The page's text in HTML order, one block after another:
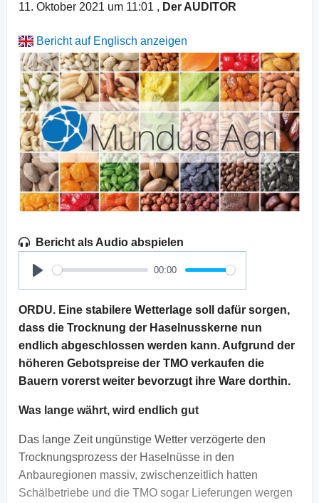
11. Oktober 2021 um 11:01 , Der AUDITOR
Bericht auf Englisch anzeigen
Bericht als Audio abspielen
Play
00:00
ORDU. Eine stabilere Wetterlage soll dafür sorgen,
dass die Trocknung der Haselnusskerne nun
endlich abgeschlossen werden kann. Aufgrund der
höheren Gebotspreise der TMO verkaufen die
Bauern vorerst weiter bevorzugt ihre Ware dorthin.
Was lange währt, wird endlich gut
Das lange Zeit ungünstige Wetter verzögerte den
Trocknungsprozess der Haselnüsse in den
Anbauregionen massiv, zwischenzeitlich hatten
Schälbetriebe und die TMO sogar Lieferungen wergen